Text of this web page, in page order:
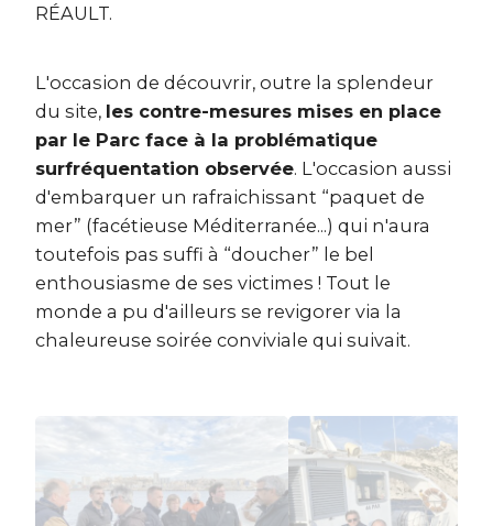
RÉAULT.
L'occasion de découvrir, outre la splendeur
du site, les contre-mesures mises en place
par le Parc face à la problématique
surfréquentation observée. L'occasion aussi
d'embarquer un rafraichissant “paquet de
mer” (facétieuse Méditerranée...) qui n'aura
toutefois pas suffi à “doucher” le bel
enthousiasme de ses victimes ! Tout le
monde a pu d'ailleurs se revigorer via la
chaleureuse soirée conviviale qui suivait.